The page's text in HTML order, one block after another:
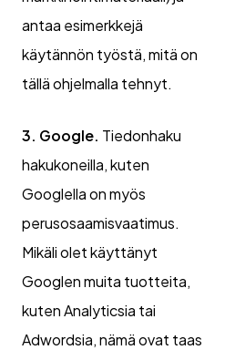
antaa esimerkkejä
käytännön työstä, mitä on
tällä ohjelmalla tehnyt.
3. Google. Tiedonhaku
hakukoneilla, kuten
Googlella on myös
perusosaamisvaatimus.
Mikäli olet käyttänyt
Googlen muita tuotteita,
kuten Analyticsia tai
Adwordsia, nämä ovat taas